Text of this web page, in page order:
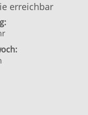
erreichbar